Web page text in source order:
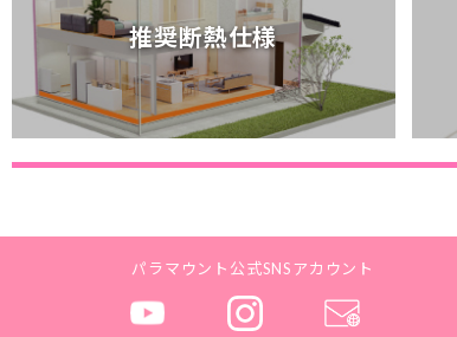
推奨断熱仕様
推奨断熱仕様
パラマウント公式SNSアカウント